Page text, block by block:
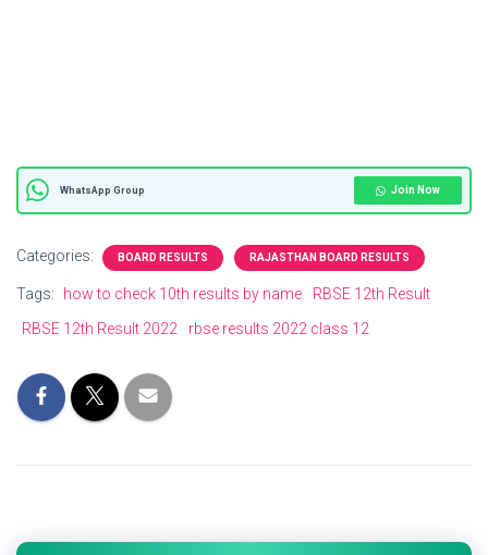
WhatsApp Group Join Now
Categories: BOARD RESULTS RAJASTHAN BOARD RESULTS
Tags: how to check 10th results by name
RBSE 12th Result
RBSE 12th Result 2022
rbse results 2022 class 12